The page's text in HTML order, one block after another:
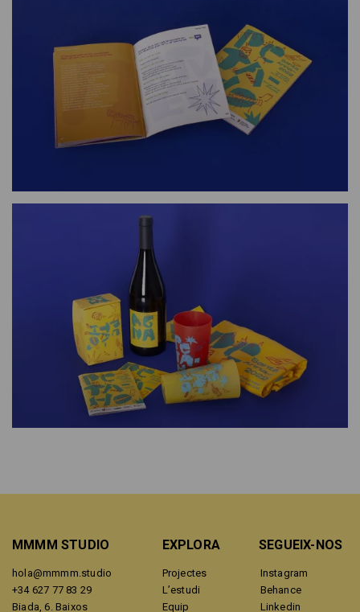
MMMM STUDIO
hola@mmmm.studio
+34 627 77 83 29
Biada, 6. Baixos
EXPLORA
Projectes
L’estudi
Equip
SEGUEIX-NOS
Instagram
Behance
Linkedin